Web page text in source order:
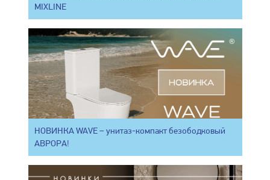
MIXLINE
НОВИНКА WAVE – унитаз-компакт безободковый
АВРОРА!